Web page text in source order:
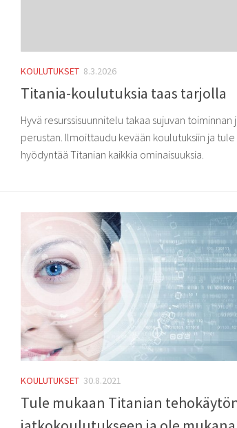
KOULUTUKSET 8.3.2026
Titania-koulutuksia taas tarjolla
Hyvä resurssisuunnitelu takaa sujuvan
perustan. Ilmoittaudu kevään koulutuksiin ja
hyödyntää Titanian kaikkia ominaisuuksia.
KOULUTUKSET 30.8.2021
Tule mukaan Titanian